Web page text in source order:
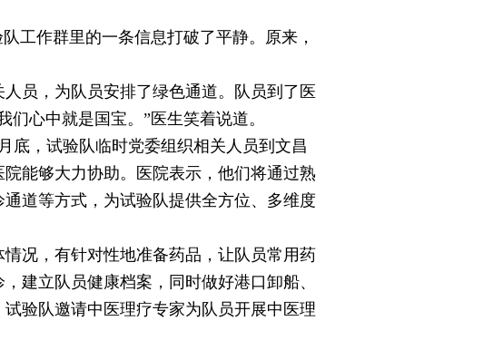
作群里的一条信息打破了平静。原来，
员，为队员安排了绿色通道。队员到了医
心中就是国宝。”医生笑着说道。
，试验队临时党委组织相关人员到文昌
能够大力协助。医院表示，他们将通过熟
道等方式，为试验队提供全方位、多维度
况，有针对性地准备药品，让队员常用药
建立队员健康档案，同时做好港口卸船、
验队邀请中医理疗专家为队员开展中医理